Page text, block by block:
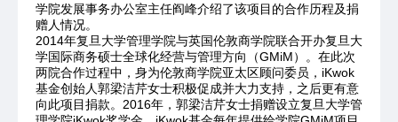
学院发展事务办公室主任阎峰介绍了该项目的合作历程及捐
赠人情况。
2014年复旦大学管理学院与英国伦敦商学院联合开办复旦大
学国际商务硕士全球化经营与管理方向（GMiM）。在此次
两院合作过程中，身为伦敦商学院亚太区顾问委员，iKwok
基金创始人郭梁洁芹女士积极促成并大力支持，之后更有意
向此项目捐款。2016年，郭梁洁芹女士捐赠设立复旦大学管